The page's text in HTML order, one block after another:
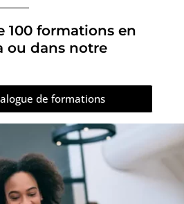
100 formations en
ou dans notre
de formations